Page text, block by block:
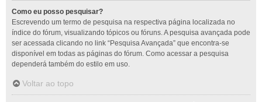
Como eu posso pesquisar?
Escrevendo um termo de pesquisa na respectiva página localizada no
índice do fórum, visualizando tópicos ou fóruns. A pesquisa avançada pode
ser acessada clicando no link “Pesquisa Avançada” que encontra-se
disponível em todas as páginas do fórum. Como acessar a pesquisa
dependerá também do estilo em uso.
Voltar ao topo